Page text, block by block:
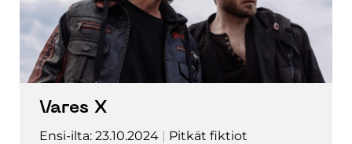
Vares X
Ensi-ilta: 23.10.2024 Pitkät fiktiot